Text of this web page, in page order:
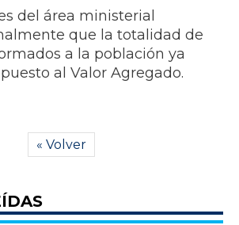
del área ministerial
que la totalidad de
a la población ya
al Valor Agregado.
« Volver